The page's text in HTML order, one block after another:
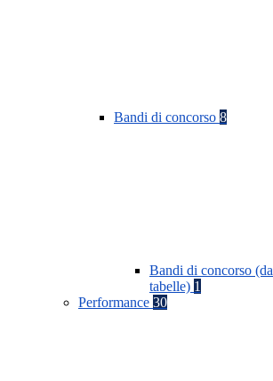
Bandi di concorso 8
Bandi di concorso
tabelle) 1
Performance 30